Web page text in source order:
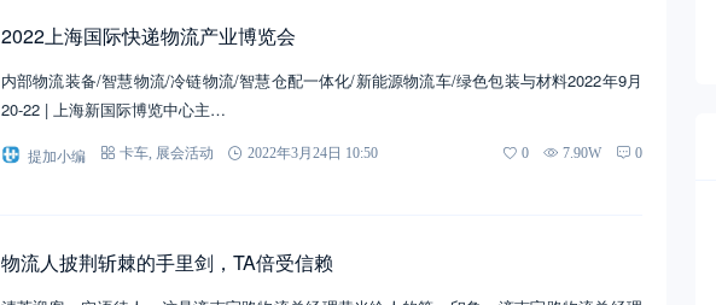
2022上海国际快递物流产业博览会
内部物流装备/智慧物流/冷链物流/智慧仓配一体化/新能源物流车/绿色包装与材料2022年9月
20-22 | 上海新国际博览中心主…
提加小编 卡车, 展会活动 2022年3月24日 10:50 0 7.90W 0
物流人披荆斩棘的手里剑，TA倍受信赖